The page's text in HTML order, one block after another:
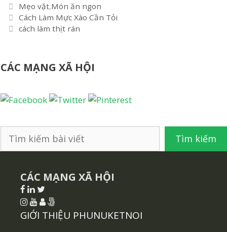
Danh
mục
Mẹo vặt,Món ăn ngon
Điều
hướng
Cách Làm Mực Xào Cần Tỏi
cách làm thịt rán
CÁC MẠNG XÃ HỘI
Tìm
kiếm
Tìm kiếm
CÁC MẠNG XÃ HỘI
GIỚI THIỆU PHUNUKETNOI